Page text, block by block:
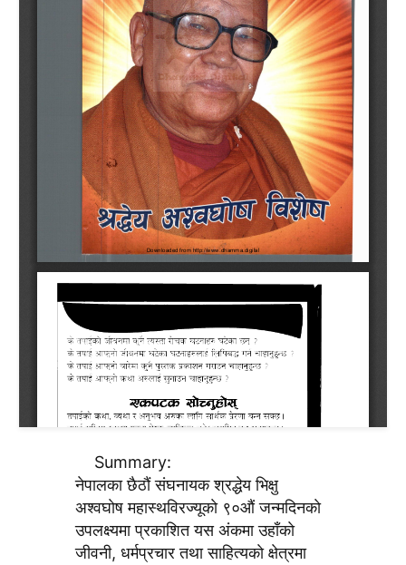
Summary:
नेपालका छैठाैं संघनायक श्रद्धेय भिक्षु
अश्वघाेष महास्थविरज्यूकाे ९०औं जन्मदिनकाे
उपलक्ष्यमा प्रकाशित यस अंकमा उहाँकाे
जीवनी, धर्मप्रचार तथा साहित्यकाे क्षेत्रमा